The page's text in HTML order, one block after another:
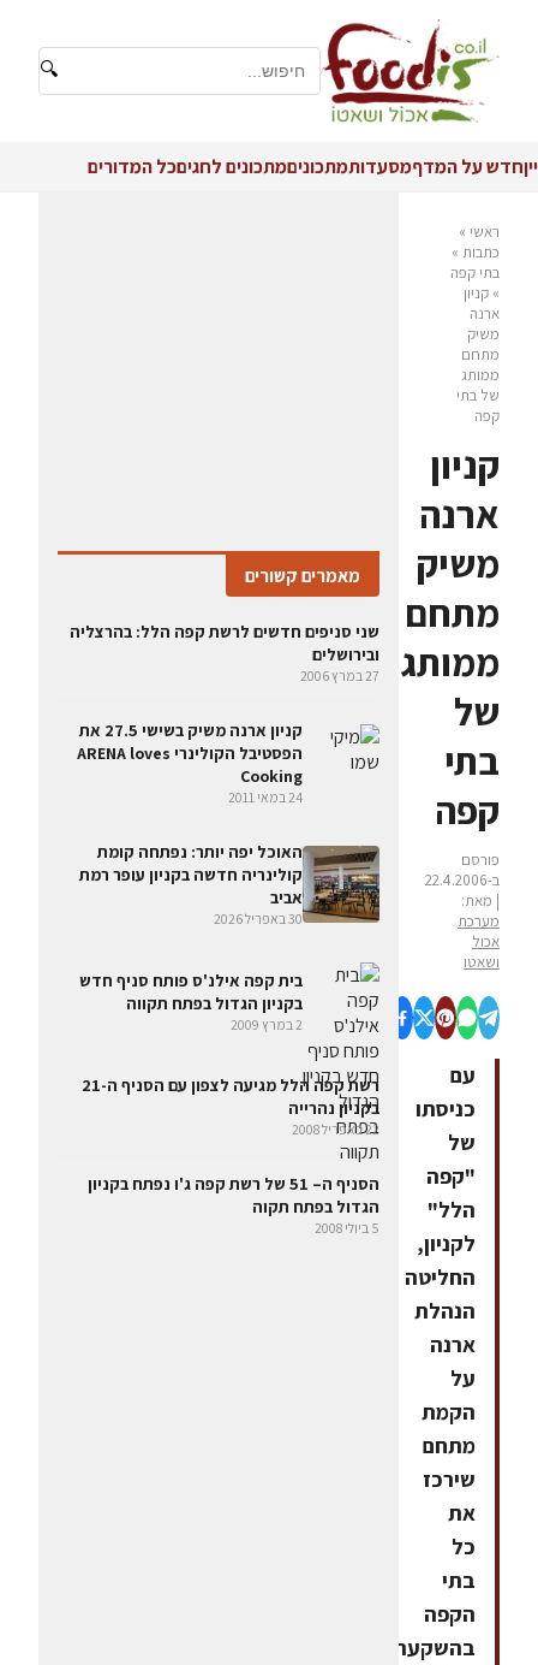
🔍
ייןחדש על המדףמסעדותמתכוניםמתכונים לחגיםכל המדורים
ראשי »
כתבות »
בתי קפה
» קניון
ארנה
משיק
מתחם
ממותג
של בתי
קפה
קניון
ארנה
משיק
מתחם
ממותג
של
בתי
קפה
פורסם
ב-22.4.2006
| מאת:
מערכת
אכול
ושאטו
עם
כניסתו
של
"קפה
הלל"
לקניון,
החליטה
הנהלת
ארנה
על
הקמת
מתחם
שירכז
את
כל
בתי
הקפה
בהשקעה
מאמרים קשורים
שני סניפים חדשים לרשת קפה הלל: בהרצליה
ובירושלים
27 במרץ 2006
קניון ארנה משיק בשישי 27.5 את
הפסטיבל הקולינרי ARENA loves
Cooking
24 במאי 2011
האוכל יפה יותר: נפתחה קומת
קולינריה חדשה בקניון עופר רמת
אביב
30 באפריל 2026
בית קפה אילנ'ס פותח סניף חדש
בקניון הגדול בפתח תקווה
2 במרץ 2009
רשת קפה הלל מגיעה לצפון עם הסניף ה-21
בקניון נהרייה
22 באפריל 2008
הסניף ה– 51 של רשת קפה ג'ו נפתח בקניון
הגדול בפתח תקוה
5 ביולי 2008